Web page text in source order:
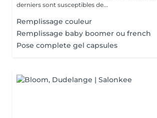
derniers sont susceptibles de...
Remplissage couleur
Remplissage baby boomer ou french
Pose complete gel capsules